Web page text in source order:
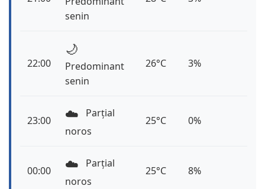
senin
22:00
🌙
Predominant
senin
26°C 3%
23:00 ☁️
Parțial
noros
25°C 0%
00:00 ☁️
Parțial
noros
25°C 8%